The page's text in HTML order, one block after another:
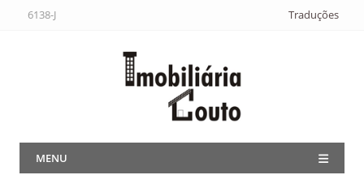
6138-J Traduções
MENU